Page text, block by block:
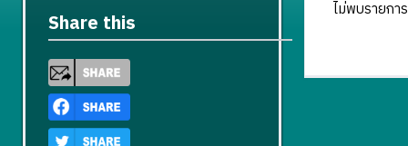
ไม่พบรายกา
Share this